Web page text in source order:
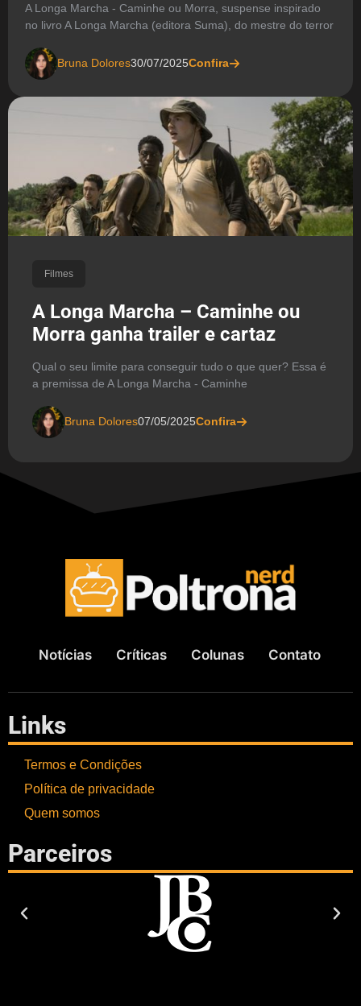
A Longa Marcha - Caminhe ou Morra, suspense inspirado
no livro A Longa Marcha (editora Suma), do mestre do terror
Bruna Dolores30/07/2025Confira
Filmes
A Longa Marcha – Caminhe ou
Morra ganha trailer e cartaz
Qual o seu limite para conseguir tudo o que quer? Essa é
a premissa de A Longa Marcha - Caminhe
Bruna Dolores07/05/2025Confira
Notícias Críticas Colunas Contato
Links
Termos e Condições
Política de privacidade
Quem somos
Parceiros